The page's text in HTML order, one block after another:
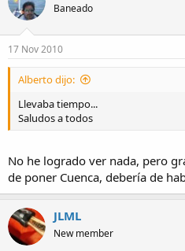
Baneado
17 Nov 2010
Alberto dijo:
Llevaba tiempo...
Saludos a todos
No he logrado ver nada, pero
de poner Cuenca, debería de
JLML
New member